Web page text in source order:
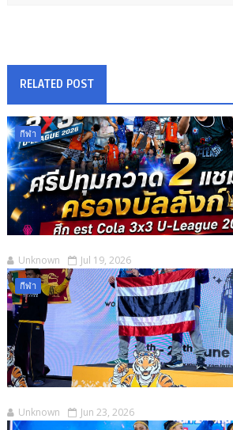
RELATED POST
กีฬา
Unknown Jul 19, 2026
กีฬา
Unknown Jun 23, 2026